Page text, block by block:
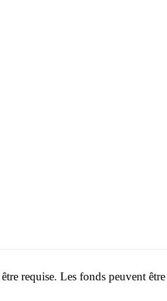
requise. Les fonds peuvent être